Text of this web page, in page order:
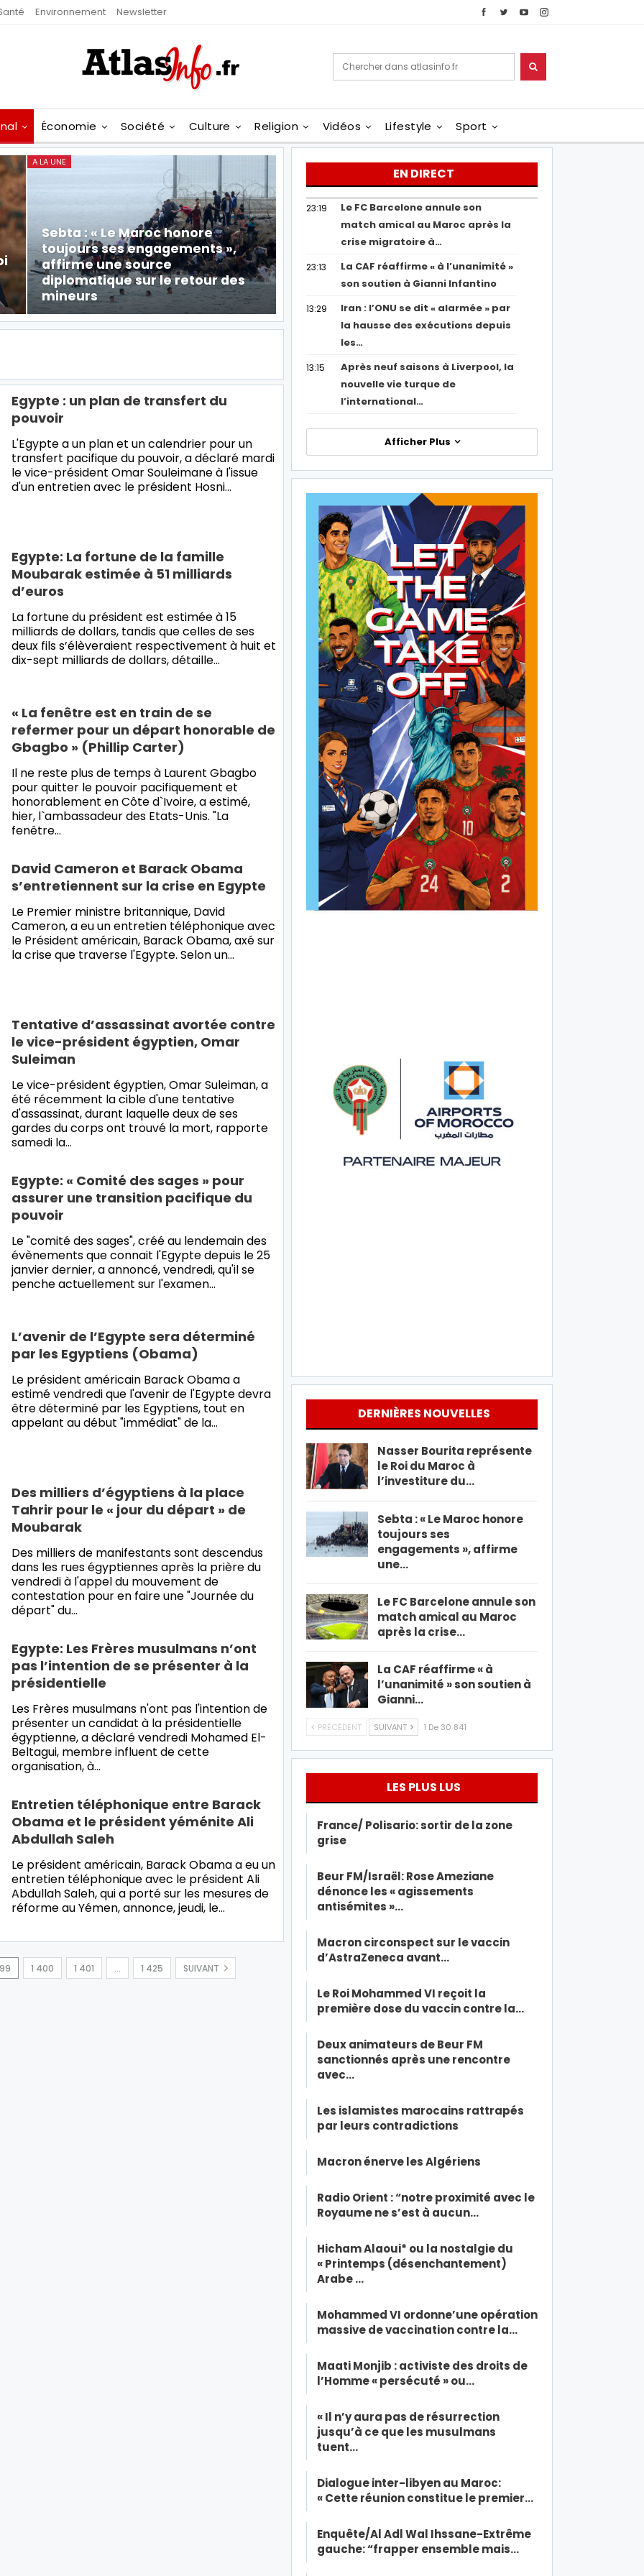
Environnement Newsletter
Économie Société Culture Religion Vidéos Lifestyle Sport
A LA UNE
Sebta : « Le Maroc honore
toujours ses engagements »,
affirme une source
diplomatique sur le retour des
mineurs
Egypte : un plan de transfert du
pouvoir
L'Egypte a un plan et un calendrier pour un
transfert pacifique du pouvoir, a déclaré mardi
le vice-président Omar Souleimane à l'issue
d'un entretien avec le président Hosni…
Egypte: La fortune de la famille
Moubarak estimée à 51 milliards
d’euros
La fortune du président est estimée à 15
milliards de dollars, tandis que celles de ses
deux fils s’élèveraient respectivement à huit et
dix-sept milliards de dollars, détaille…
« La fenêtre est en train de se
refermer pour un départ honorable de
Gbagbo » (Phillip Carter)
Il ne reste plus de temps à Laurent Gbagbo
pour quitter le pouvoir pacifiquement et
honorablement en Côte d`Ivoire, a estimé,
hier, l`ambassadeur des Etats-Unis. "La
fenêtre…
David Cameron et Barack Obama
s’entretiennent sur la crise en Egypte
Le Premier ministre britannique, David
Cameron, a eu un entretien téléphonique avec
le Président américain, Barack Obama, axé sur
la crise que traverse l'Egypte. Selon un…
Tentative d’assassinat avortée contre
le vice-président égyptien, Omar
Suleiman
Le vice-président égyptien, Omar Suleiman, a
été récemment la cible d'une tentative
d'assassinat, durant laquelle deux de ses
gardes du corps ont trouvé la mort, rapporte
samedi la…
Egypte: « Comité des sages » pour
assurer une transition pacifique du
pouvoir
Le "comité des sages", créé au lendemain des
évènements que connait l'Egypte depuis le 25
janvier dernier, a annoncé, vendredi, qu'il se
penche actuellement sur l'examen…
L’avenir de l’Egypte sera déterminé
par les Egyptiens (Obama)
Le président américain Barack Obama a
estimé vendredi que l'avenir de l'Egypte devra
être déterminé par les Egyptiens, tout en
appelant au début "immédiat" de la…
Des milliers d’égyptiens à la place
Tahrir pour le « jour du départ » de
Moubarak
Des milliers de manifestants sont descendus
dans les rues égyptiennes après la prière du
vendredi à l'appel du mouvement de
contestation pour en faire une "Journée du
départ" du…
Egypte: Les Frères musulmans n’ont
pas l’intention de se présenter à la
présidentielle
Les Frères musulmans n'ont pas l'intention de
présenter un candidat à la présidentielle
égyptienne, a déclaré vendredi Mohamed El-
Beltagui, membre influent de cette
organisation, à…
Entretien téléphonique entre Barack
Obama et le président yéménite Ali
Abdullah Saleh
Le président américain, Barack Obama a eu un
entretien téléphonique avec le président Ali
Abdullah Saleh, qui a porté sur les mesures de
réforme au Yémen, annonce, jeudi, le…
1 400 1 401 … 1 425 SUIVANT
EN DIRECT
23:19
Le FC Barcelone annule son
match amical au Maroc après la
crise migratoire à…
23:13
La CAF réaffirme « à l’unanimité »
son soutien à Gianni Infantino
13:29
Iran : l’ONU se dit « alarmée » par
la hausse des exécutions depuis
les…
13:15
Après neuf saisons à Liverpool, la
nouvelle vie turque de
l’international…
Afficher Plus
DERNIÈRES NOUVELLES
Nasser Bourita représente
le Roi du Maroc à
l’investiture du…
Sebta : « Le Maroc honore
toujours ses
engagements », affirme
une…
Le FC Barcelone annule son
match amical au Maroc
après la crise…
La CAF réaffirme « à
l’unanimité » son soutien à
Gianni…
PRÉCÉDENT SUIVANT 1 De 30 841
LES PLUS LUS
France/ Polisario: sortir de la zone
grise
Beur FM/Israël: Rose Ameziane
dénonce les « agissements
antisémites »…
Macron circonspect sur le vaccin
d’AstraZeneca avant…
Le Roi Mohammed VI reçoit la
première dose du vaccin contre la…
Deux animateurs de Beur FM
sanctionnés après une rencontre
avec…
Les islamistes marocains rattrapés
par leurs contradictions
Macron énerve les Algériens
Radio Orient : “notre proximité avec le
Royaume ne s’est à aucun…
Hicham Alaoui* ou la nostalgie du
« Printemps (désenchantement)
Arabe …
Mohammed VI ordonne’une opération
massive de vaccination contre la…
Maati Monjib : activiste des droits de
l’Homme « persécuté » ou…
« Il n’y aura pas de résurrection
jusqu’à ce que les musulmans
tuent…
Dialogue inter-libyen au Maroc:
« Cette réunion constitue le premier…
Enquête/Al Adl Wal Ihssane-Extrême
gauche: “frapper ensemble mais…